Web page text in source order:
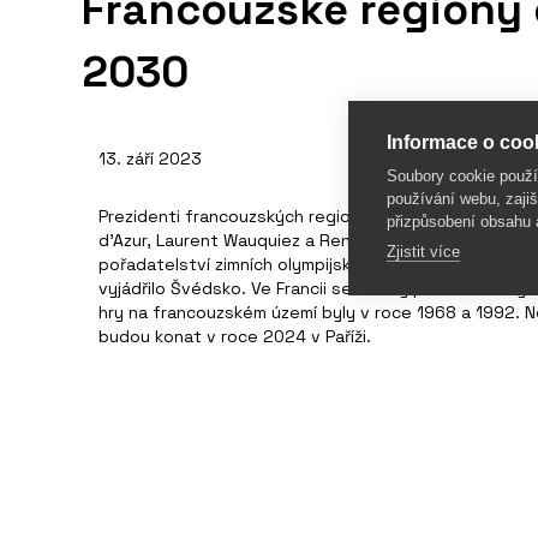
2030
13. září 2023
Prezidenti francouzských regionů Auvergne-Rhône-
d’Azur, Laurent Wauquiez a Renaud Muselier,
pořadatelství zimních olympijských her v roce 2030.
vyjádřilo Švédsko. Ve Francii se konaly první zimní hry
hry na francouzském území byly v roce 1968 a 1992.
budou konat v roce 2024 v Paříži.
Informace o
Soubory cookie
používání webu,
přizpůsobení obsahu
Zjistit více